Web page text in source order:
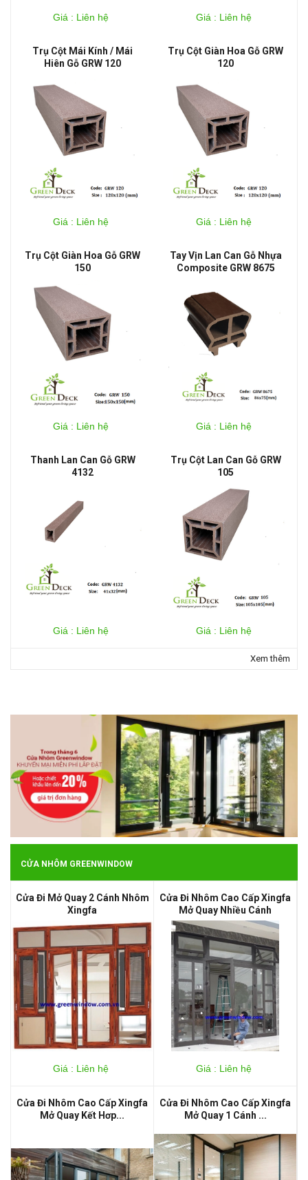
Giá : Liên hệ Giá : Liên hệ
Trụ Cột Mái Kính / Mái
Hiên Gỗ GRW 120
Giá : Liên hệ
Trụ Cột Giàn Hoa Gỗ GRW
120
Giá : Liên hệ
Trụ Cột Giàn Hoa Gỗ GRW
150
Giá : Liên hệ
Tay Vịn Lan Can Gỗ Nhựa
Composite GRW 8675
Giá : Liên hệ
Thanh Lan Can Gỗ GRW
4132
Giá : Liên hệ
Trụ Cột Lan Can Gỗ GRW
105
Giá : Liên hệ
Xem thêm
CỬA NHÔM GREENWINDOW
Cửa Đi Mở Quay 2 Cánh Nhôm
Xingfa
Giá : Liên hệ
Cửa Đi Nhôm Cao Cấp Xingfa
Mở Quay Nhiều Cánh
Giá : Liên hệ
Cửa Đi Nhôm Cao Cấp Xingfa
Mở Quay Kết Hơp...
Cửa Đi Nhôm Cao Cấp Xingfa
Mở Quay 1 Cánh ...